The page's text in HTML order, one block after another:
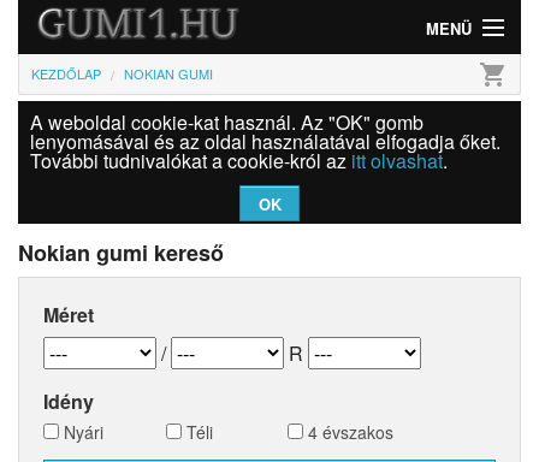
MENÜ
Gumi
Felni
Szolgáltatások
Bejelentkezés
KEZDŐLAP NOKIAN GUMI shopping_cart
A weboldal cookie-kat használ. Az "OK" gomb
lenyomásával és az oldal használatával elfogadja őket.
További tudnivalókat a cookie-król az itt olvashat.
OK
Nokian gumi kereső
Méret
/
R
Idény
Nyári Téli 4 évszakos